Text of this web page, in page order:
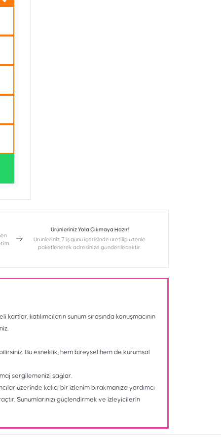
Ürünleriniz Yola Çıkmaya Hazır!
Ürünleriniz, 7 iş günü içerisinde üretilip özenle
paketlenerek adresinize gönderilecektir.
katılımcıların sunum sırasında konuşmacının
Bu esneklik, hem bireysel hem de kurumsal
sergilemenizi sağlar.
üzerinde kalıcı bir izlenim bırakmanıza yardımcı
Sunumlarınızı güçlendirmek ve izleyicilerin